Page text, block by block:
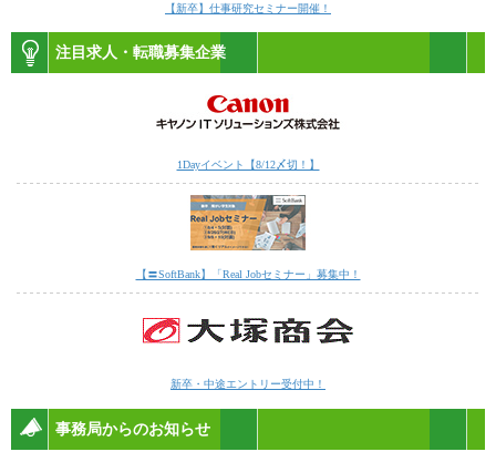
【新卒】仕事研究セミナー開催！
注目求人・転職募集企業
1Dayイベント【8/12〆切！】
【〓SoftBank】「Real Jobセミナー」募集中！
新卒・中途エントリー受付中！
事務局からのお知らせ